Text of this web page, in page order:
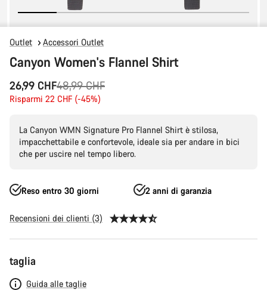
Outlet Accessori Outlet
Canyon Women's Flannel Shirt
26,99 CHF
Prezzo
originale
48,99 CHF
Risparmi 22 CHF (-45%)
La Canyon WMN Signature Pro Flannel Shirt è stilosa,
impacchettabile e confortevole, ideale sia per andare in bici
che per uscire nel tempo libero.
Reso entro 30 giorni 2 anni di garanzia
Recensioni dei clienti (3)
Configurazione
del
prodotto
taglia
Guida alle taglie